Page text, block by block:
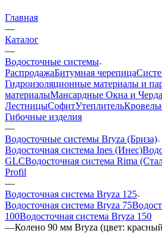
Главная
—
Каталог
—
Водосточные системы
РаспродажаБитумная черепица
Гидроизоляционные материалы и
материалыМансардные Окна и
ЛестницыСофитУтеплитель
Гибочные изделия
—
Водосточные системы Bryza (Бриза)
Водосточная система Ines (Инес)
GLCВодосточная система Rima
Profil
—
Водосточная система Bryza 125
Водосточная система Bryza 75
100Водосточная система Bryza 150
—Колено 90 мм Bryza (цвет: